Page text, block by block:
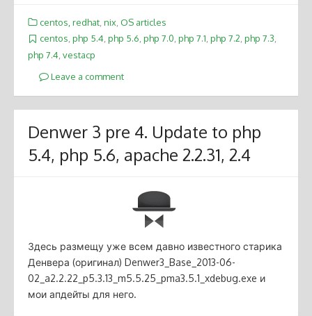
centos, redhat nix OS articles
centos, php 5.4, php 5.6, php 7.0, php 7.1, php 7.2, php 7.3,
php 7.4 vestacp
Leave a comment
Denwer 3 pre 4. Update to php
5.4, php 5.6, apache 2.2.31, 2.4
Здесь размещу уже всем давно известного старика
Денвера (оригинал) Denwer3_Base_2013-06-
02_a2.2.22_p5.3.13_m5.5.25_pma3.5.1_xdebug.exe и
мои апдейты для него.